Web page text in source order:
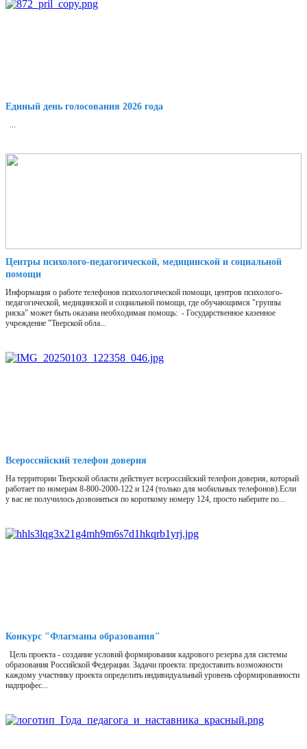
Единый день голосования 2026 года
...
Центры психолого-педагогической, медицинской и социальной
помощи
Информация о работе телефонов психологической помощи, центров психолого-
педагогической, медицинской и социальной помощи, где обучающимся "группы
риска" может быть оказана необходимая помощь: - Государственное казенное
учреждение "Тверской обла...
Всероссийский телефон доверия
На территории Тверской области действует всероссийский телефон доверия, который
работает по номерам 8-800-2000-122 и 124 (только для мобильных телефонов).Если
у вас не получилось дозвониться по короткому номеру 124, просто наберите по...
Конкурс "Флагманы образования"
Цель проекта - создание условий формирования кадрового резерва для системы
образования Российской Федерации. Задачи проекта: предоставить возможности
каждому участнику проекта определить индивидуальный уровень сформированности
надпрофес...